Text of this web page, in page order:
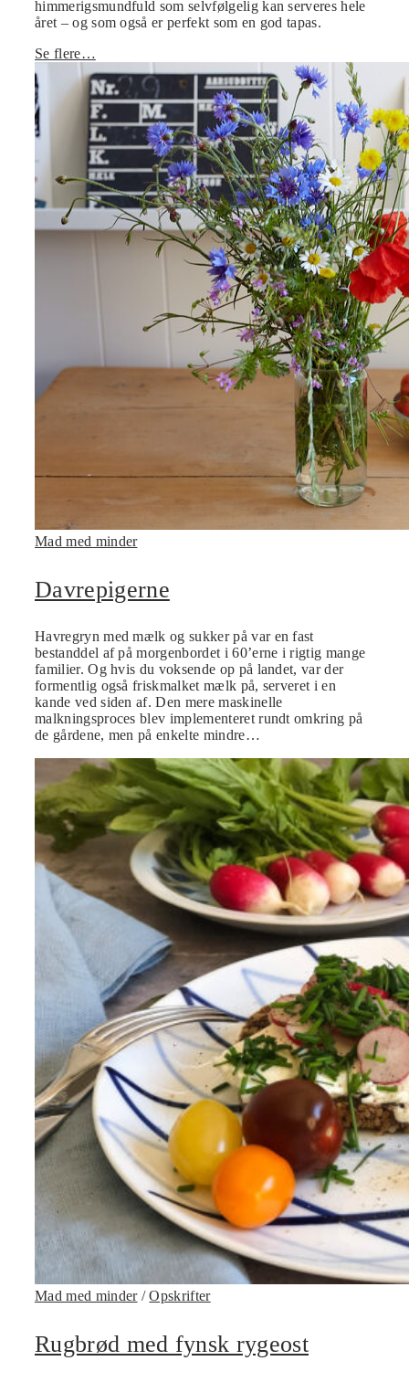
himmerigsmundfuld som selvfølgelig kan serveres hele
året – og som også er perfekt som en god tapas.
Se flere…
Mad med minder
Davrepigerne
Havregryn med mælk og sukker på var en fast
bestanddel af på morgenbordet i 60’erne i rigtig mange
familier. Og hvis du voksende op på landet, var der
formentlig også friskmalket mælk på, serveret i en
kande ved siden af. Den mere maskinelle
malkningsproces blev implementeret rundt omkring på
de gårdene, men på enkelte mindre…
Mad med minder/Opskrifter
Rugbrød med fynsk rygeost